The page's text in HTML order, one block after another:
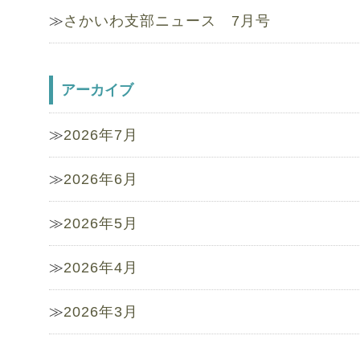
さかいわ支部ニュース 7月号
アーカイブ
2026年7月
2026年6月
2026年5月
2026年4月
2026年3月